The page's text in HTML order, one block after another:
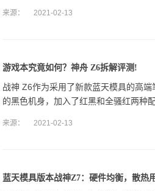
来源： 2021-02-13
游戏本究竟如何？神舟 Z6拆解评测!
战神 Z6作为采用了新款蓝天模具的高端
的黑色机身，加入了红黑和全骚红两种
内部一
来源： 2021-02-13
蓝天模具版本战神Z7：硬件均衡，散热